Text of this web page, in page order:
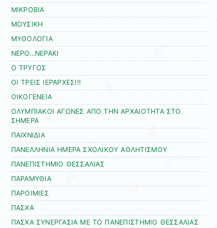
ΜΙΚΡΟΒΙΑ
ΜΟΥΣΙΚΗ
ΜΥΘΟΛΟΓΙΑ
ΝΕΡΟ…ΝΕΡΑΚΙ
Ο ΤΡΥΓΟΣ
ΟΙ ΤΡΕΙΣ ΙΕΡΑΡΧΕΣ!!!
ΟΙΚΟΓΕΝΕΙΑ
ΟΛΥΜΠΙΑΚΟΙ ΑΓΩΝΕΣ ΑΠΟ ΤΗΝ ΑΡΧΑΙΟΤΗΤΑ ΣΤΟ
ΣΗΜΕΡΑ
ΠΑΙΧΝΙΔΙΑ
ΠΑΝΕΛΛΗΝΙΑ ΗΜΕΡΑ ΣΧΟΛΙΚΟΥ ΑΘΛΗΤΙΣΜΟΥ
ΠΑΝΕΠΙΣΤΗΜΙΟ ΘΕΣΣΑΛΙΑΣ
ΠΑΡΑΜΥΘΙΑ
ΠΑΡΟΙΜΙΕΣ
ΠΑΣΧΑ
ΠΑΣΧΑ ΣΥΝΕΡΓΑΣΙΑ ΜΕ ΤΟ ΠΑΝΕΠΙΣΤΗΜΙΟ ΘΕΣΣΑΛΙΑΣ